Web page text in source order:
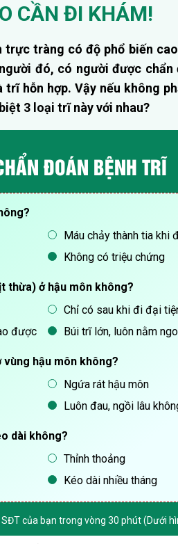
CẦN ĐI KHÁM!
trực tràng có độ phổ biến
đó, có người được
hỗn hợp. Vậy nếu không
3 loại trĩ này với nhau?
ĐOÁN BỆNH TRĨ
Máu chảy thành tia khi
Không có triệu chứng
thừa) ở hậu môn không?
Chỉ có sau khi đi đại
được
Búi trĩ lớn, luôn nằm
hậu môn không?
Ngứa rát hậu môn
Luôn đau, ngồi lâu
dài không?
Thỉnh thoảng
Kéo dài nhiều tháng
của bạn trong vòng 30 phút (Dưới